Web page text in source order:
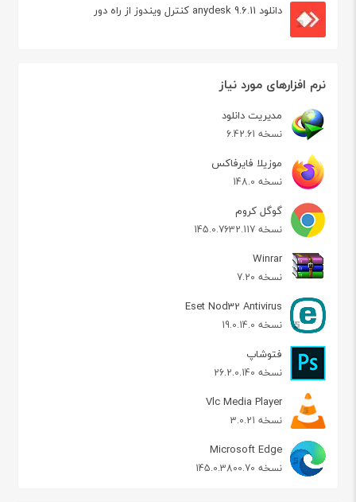
دانلود anydesk 9.6.11 کنترل ویندوز از راه دور
نرم افزارهای مورد نیاز
مدیریت دانلود
نسخه 6.42.61
موزیلا فایرفاکس
نسخه 148.0
گوگل کروم
نسخه 145.0.7632.117
Winrar
نسخه 7.20
Eset Nod32 Antivirus
نسخه 19.0.14.0
فتوشاپ
نسخه 26.2.0.140
Vlc Media Player
نسخه 3.0.21
Microsoft Edge
نسخه 145.0.3800.70